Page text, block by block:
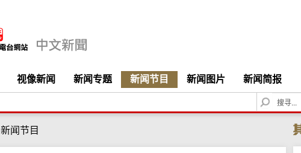
视像新闻 新闻专题 新闻节目 新闻图片 新闻简报
S
e
c
新闻节目